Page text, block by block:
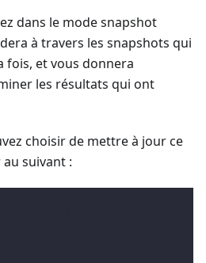
dans le mode snapshot
à travers les snapshots qui
fois, et vous donnera
les résultats qui ont
choisir de mettre à jour ce
suivant :